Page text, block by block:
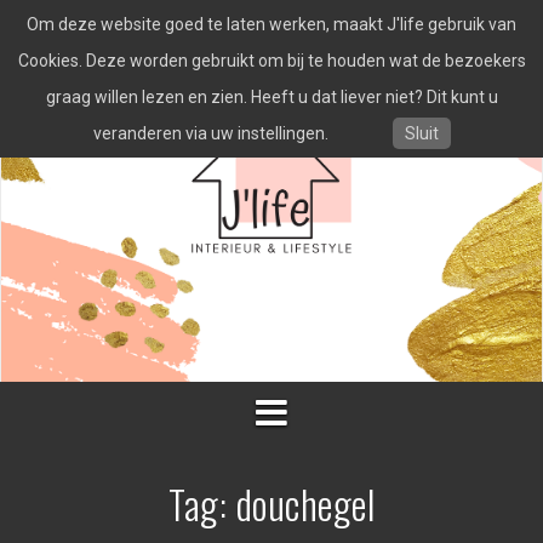
naar
inhoud
Tag: douchegel
Om deze website goed te laten werken, maakt J'life gebruik van
Cookies. Deze worden gebruikt om bij te houden wat de bezoekers
graag willen lezen en zien. Heeft u dat liever niet? Dit kunt u
veranderen via uw instellingen.
Sluit